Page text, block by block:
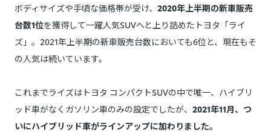
ボディサイズや手頃な価格帯が受け、 2020年上半期の新車販売
台数1位を獲得して一躍人気SUVへと上り詰めたトヨタ「ライ
ズ」。2021年上半期の新車販売台数においても6位と、現在もそ
の人気は続いています。
これまでライズはトヨタ コンパクトSUVの中で唯一、ハイブリ
ッド車がなくガソリン車のみの設定でしたが、 2021年11月、つ
いにハイブリッド車がラインアップに加わりました。